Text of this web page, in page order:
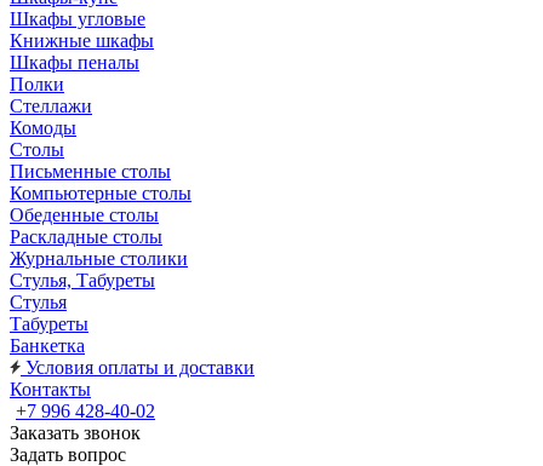
Шкафы угловые
Книжные шкафы
Шкафы пеналы
Полки
Стеллажи
Комоды
Столы
Письменные столы
Компьютерные столы
Обеденные столы
Раскладные столы
Журнальные столики
Стулья, Табуреты
Стулья
Табуреты
Банкетка
Условия оплаты и доставки
Контакты
+7 996 428-40-02
Заказать звонок
Задать вопрос